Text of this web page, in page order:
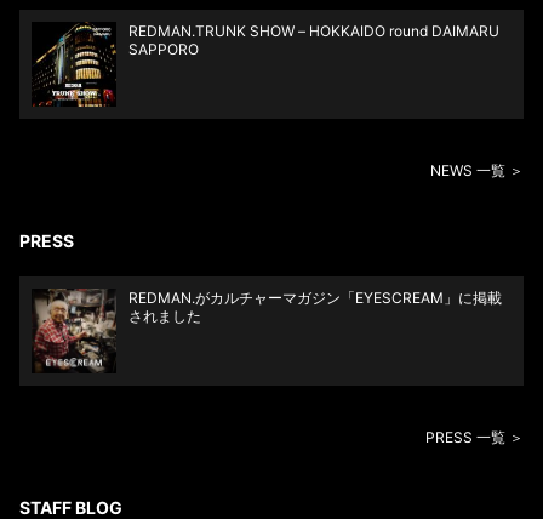
REDMAN.TRUNK SHOW – HOKKAIDO round DAIMARU
SAPPORO
NEWS 一覧 ＞
PRESS
REDMAN.がカルチャーマガジン「EYESCREAM」に掲載
されました
PRESS 一覧 ＞
STAFF BLOG